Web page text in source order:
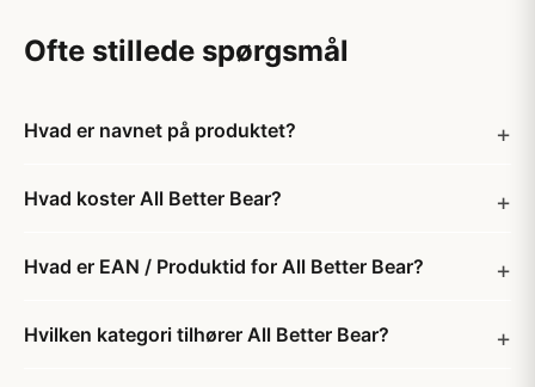
Ofte stillede spørgsmål
Hvad er navnet på produktet?
Hvad koster All Better Bear?
Hvad er EAN / Produktid for All Better Bear?
Hvilken kategori tilhører All Better Bear?